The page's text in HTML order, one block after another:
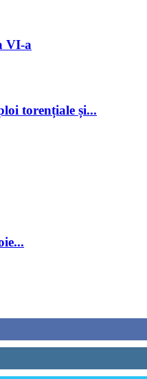
VI-a
torențiale și...